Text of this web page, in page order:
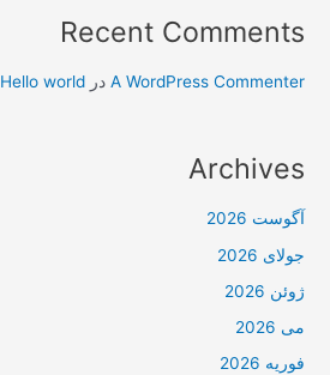
Recent Comments
A WordPress Commenter درHello world!
Archives
آگوست 2026
جولای 2026
ژوئن 2026
می 2026
فوریه 2026